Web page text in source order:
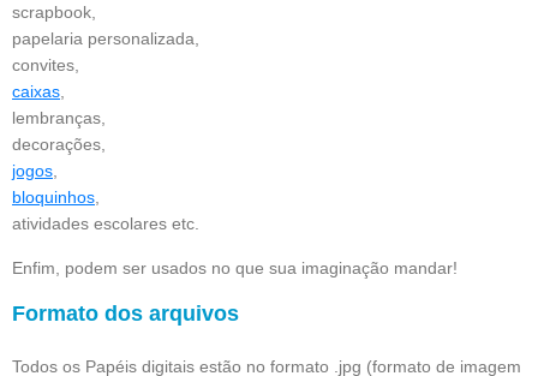
scrapbook,
papelaria personalizada,
convites,
caixas
lembranças,
decorações,
jogos
bloquinhos
atividades escolares etc.
Enfim, podem ser usados no que sua imaginação mandar!
Formato dos arquivos
Todos os Papéis digitais estão no formato .jpg (formato de imagem